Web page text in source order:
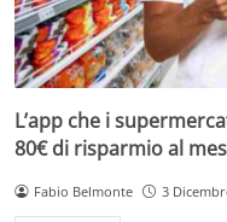
L’app che i
80€ di risparmio al
Fabio Belmonte 3